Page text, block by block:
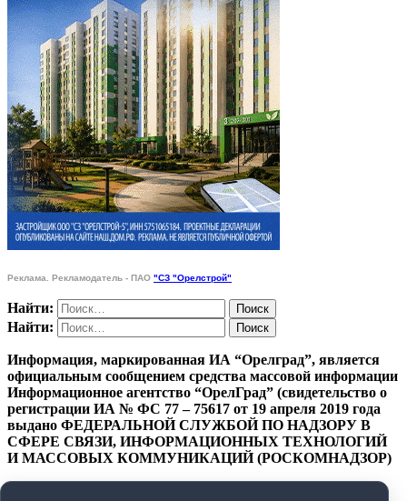
Реклама. Рекламодатель - ПАО "СЗ "Орелстрой"
Найти:
Найти:
Информация, маркированная ИА “Орелград”, является
официальным сообщением средства массовой информации
Информационное агентство “ОрелГрад” (свидетельство о
регистрации ИА № ФС 77 – 75617 от 19 апреля 2019 года
выдано ФЕДЕРАЛЬНОЙ СЛУЖБОЙ ПО НАДЗОРУ В
СФЕРЕ СВЯЗИ, ИНФОРМАЦИОННЫХ ТЕХНОЛОГИЙ
И МАССОВЫХ КОММУНИКАЦИЙ (РОСКОМНАДЗОР)